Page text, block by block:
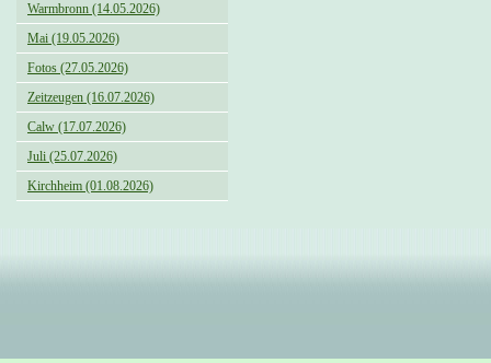
Warmbronn (14.05.2026)
Mai (19.05.2026)
Fotos (27.05.2026)
Zeitzeugen (16.07.2026)
Calw (17.07.2026)
Juli (25.07.2026)
Kirchheim (01.08.2026)